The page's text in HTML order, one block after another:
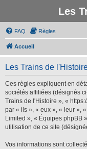
Les
FAQ Règles
Accueil
Les Trains de
Ces règles expliquent en
sociétés affiliées (désignés
Trains de l'Histoire », «
par « ils », « eux », « leur »,
Limited », « Équipes phpBB
utilisation de ce site
Vos informations sont